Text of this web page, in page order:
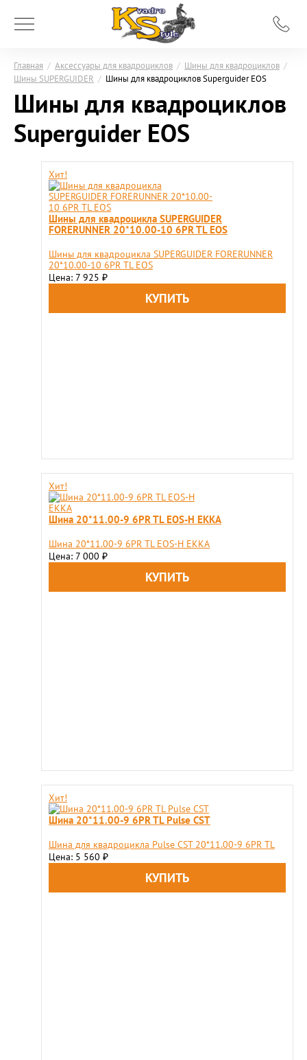
Главная / Аксессуары для квадроциклов / Шины для квадроциклов /
Шины SUPERGUIDER / Шины для квадроциклов Superguider EOS
Шины для квадроциклов
Superguider EOS
Хит!
Шины для квадроцикла SUPERGUIDER
FORERUNNER 20*10.00-10 6PR TL EOS
Шины для квадроцикла SUPERGUIDER FORERUNNER
20*10.00-10 6PR TL EOS
Цена: 7 925 ₽
Хит!
Шина 20*11.00-9 6PR TL EOS-H EKKA
Шина 20*11.00-9 6PR TL EOS-H EKKA
Цена: 7 000 ₽
Хит!
Шина 20*11.00-9 6PR TL Pulse CST
Шина для квадроцикла Pulse CST 20*11.00-9 6PR TL
Цена: 5 560 ₽